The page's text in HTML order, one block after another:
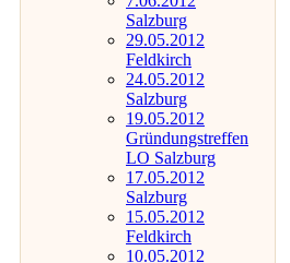
Salzburg
29.05.2012
Feldkirch
24.05.2012
Salzburg
19.05.2012
Gründungstreffen
LO Salzburg
17.05.2012
Salzburg
15.05.2012
Feldkirch
10.05.2012